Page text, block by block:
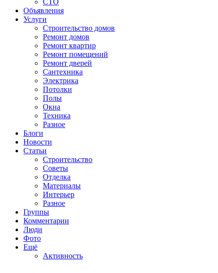
СТО
Объявления
Услуги
Строительство домов
Ремонт домов
Ремонт квартир
Ремонт помещений
Ремонт дверей
Сантехника
Электрика
Потолки
Полы
Окна
Техника
Разное
Блоги
Новости
Статьи
Строительство
Советы
Отделка
Материалы
Интерьер
Разное
Группы
Комментарии
Люди
Фото
Ещё
Активность